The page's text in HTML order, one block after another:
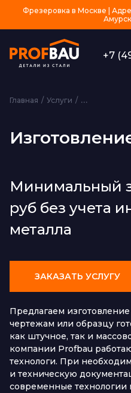
Фрезеровка в Москве |
+7
Главная Услуги
Минимальный
руб без учета
металла
ЗАКАЗАТЬ УСЛУГУ
Предлагаем
чертежам или образцу
как штучное, так и
компании Profbau
технологи. При
и техническую
современные технологии